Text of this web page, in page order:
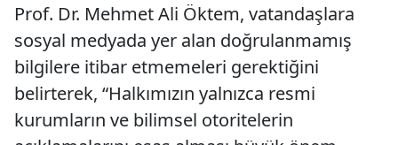
Prof. Dr. Mehmet Ali Öktem, vatandaşlara
sosyal medyada yer alan doğrulanmamış
bilgilere itibar etmemeleri gerektiğini
belirterek, “Halkımızın yalnızca resmi
kurumların ve bilimsel otoritelerin